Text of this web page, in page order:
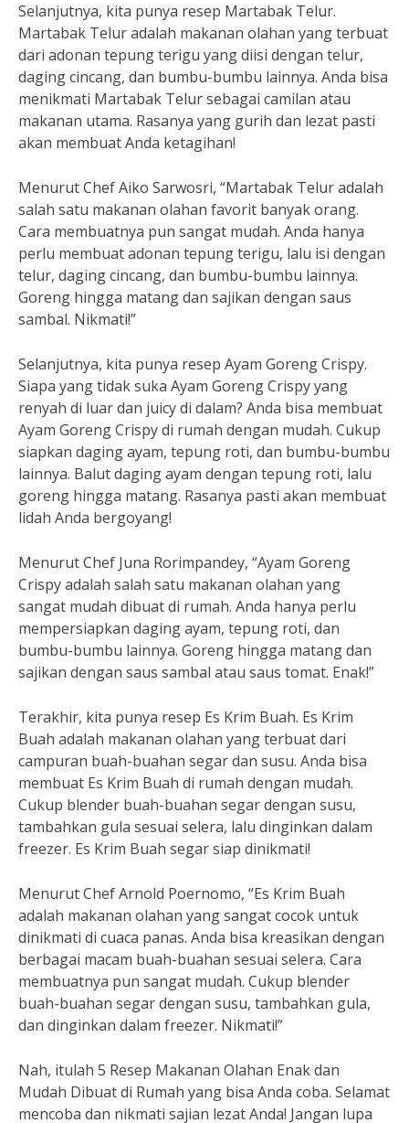
Selanjutnya, kita punya resep Martabak Telur.
Martabak Telur adalah makanan olahan yang terbuat
dari adonan tepung terigu yang diisi dengan telur,
daging cincang, dan bumbu-bumbu lainnya. Anda bisa
menikmati Martabak Telur sebagai camilan atau
makanan utama. Rasanya yang gurih dan lezat pasti
akan membuat Anda ketagihan!
Menurut Chef Aiko Sarwosri, “Martabak Telur adalah
salah satu makanan olahan favorit banyak orang.
Cara membuatnya pun sangat mudah. Anda hanya
perlu membuat adonan tepung terigu, lalu isi dengan
telur, daging cincang, dan bumbu-bumbu lainnya.
Goreng hingga matang dan sajikan dengan saus
sambal. Nikmati!”
Selanjutnya, kita punya resep Ayam Goreng Crispy.
Siapa yang tidak suka Ayam Goreng Crispy yang
renyah di luar dan juicy di dalam? Anda bisa membuat
Ayam Goreng Crispy di rumah dengan mudah. Cukup
siapkan daging ayam, tepung roti, dan bumbu-bumbu
lainnya. Balut daging ayam dengan tepung roti, lalu
goreng hingga matang. Rasanya pasti akan membuat
lidah Anda bergoyang!
Menurut Chef Juna Rorimpandey, “Ayam Goreng
Crispy adalah salah satu makanan olahan yang
sangat mudah dibuat di rumah. Anda hanya perlu
mempersiapkan daging ayam, tepung roti, dan
bumbu-bumbu lainnya. Goreng hingga matang dan
sajikan dengan saus sambal atau saus tomat. Enak!”
Terakhir, kita punya resep Es Krim Buah. Es Krim
Buah adalah makanan olahan yang terbuat dari
campuran buah-buahan segar dan susu. Anda bisa
membuat Es Krim Buah di rumah dengan mudah.
Cukup blender buah-buahan segar dengan susu,
tambahkan gula sesuai selera, lalu dinginkan dalam
freezer. Es Krim Buah segar siap dinikmati!
Menurut Chef Arnold Poernomo, “Es Krim Buah
adalah makanan olahan yang sangat cocok untuk
dinikmati di cuaca panas. Anda bisa kreasikan dengan
berbagai macam buah-buahan sesuai selera. Cara
membuatnya pun sangat mudah. Cukup blender
buah-buahan segar dengan susu, tambahkan gula,
dan dinginkan dalam freezer. Nikmati!”
Nah, itulah 5 Resep Makanan Olahan Enak dan
Mudah Dibuat di Rumah yang bisa Anda coba. Selamat
mencoba dan nikmati sajian lezat Anda! Jangan lupa